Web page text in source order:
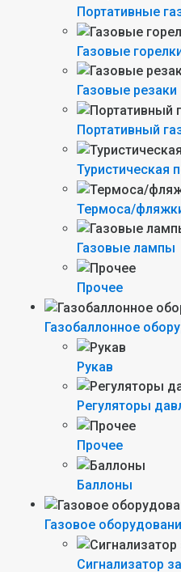
Портативные
Газовые
Газовые резаки
Портативный
Туристическая
Термоса/
Газовые лампы
Прочее
Газобаллонное
Рукав
Регуляторы
Прочее
Баллоны
Газовое
Сигнализатор